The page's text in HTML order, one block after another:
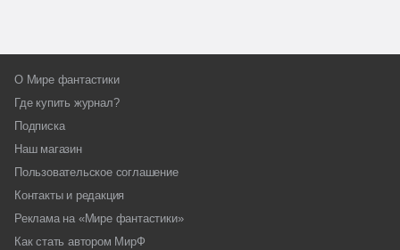
О Мире фантастики
Где купить журнал?
Подписка
Наш магазин
Пользовательское соглашение
Контакты и редакция
Реклама на «Мире фантастики»
Как стать автором МирФ